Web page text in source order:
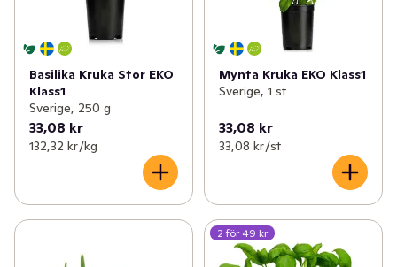
Basilika Kruka Stor EKO
Klass1
Sverige, 250 g
33,08 kr
132,32 kr /kg
Mynta Kruka EKO Klass1
Sverige, 1 st
33,08 kr
33,08 kr /st
2 för 49 kr